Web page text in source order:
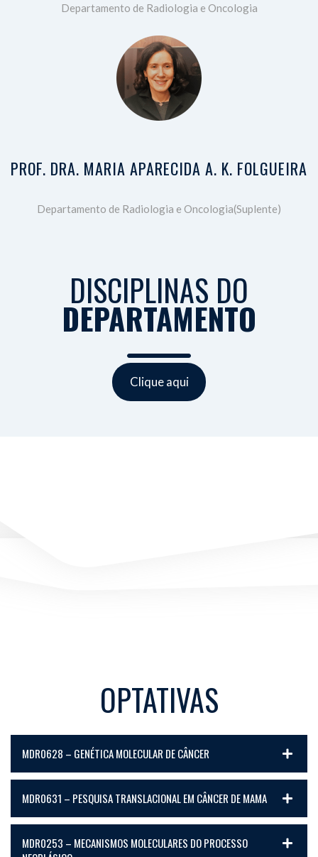
Departamento de Radiologia e Oncologia
PROF. DRA. MARIA APARECIDA A. K. FOLGUEIRA
Departamento de Radiologia e Oncologia(Suplente)
DISCIPLINAS DO
DEPARTAMENTO
Clique aqui
OPTATIVAS
MDR0628 – GENÉTICA MOLECULAR DE CÂNCER
MDR0631 – PESQUISA TRANSLACIONAL EM CÂNCER DE MAMA
MDR0253 – MECANISMOS MOLECULARES DO PROCESSO